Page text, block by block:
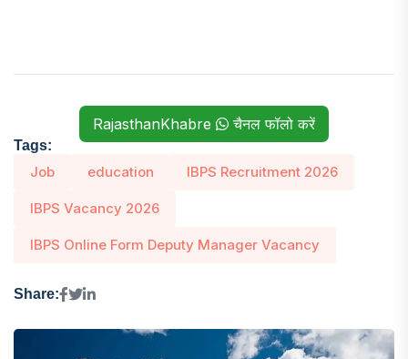
RajasthanKhabre चैनल फॉलो करें
Tags:
Job education IBPS Recruitment 2026
IBPS Vacancy 2026
IBPS Online Form Deputy Manager Vacancy
Share: